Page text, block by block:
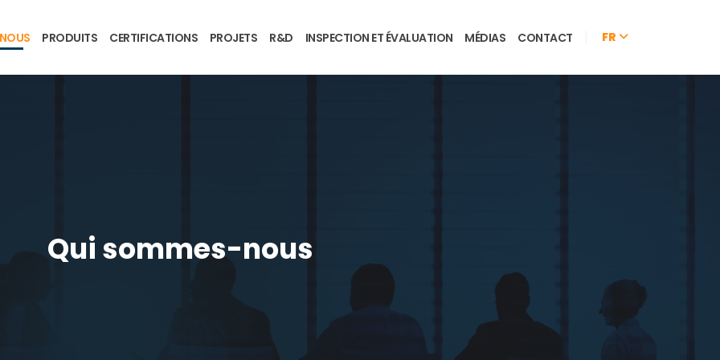
PRODUITS CERTIFICATIONS PROJETS R&D INSPECTION ET ÉVALUATION MÉDIAS CONTACT FR
Qui sommes-nous